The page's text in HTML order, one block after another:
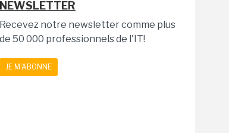
NEWSLETTER
Recevez notre newsletter comme plus
de 50 000 professionnels de l'IT!
JE M'ABONNE